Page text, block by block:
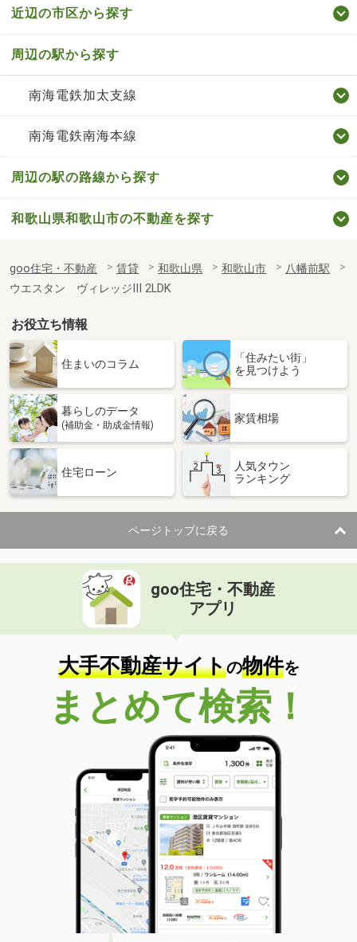
近辺の市区から探す
周辺の駅から探す
南海電鉄加太支線
南海電鉄南海本線
周辺の駅の路線から探す
和歌山県和歌山市の不動産を探す
goo住宅・不動産 賃貸 和歌山県 和歌山市
八幡前駅
ウエスタン ヴィレッジⅢ 2LDK
お役立ち情報
住まいのコラム
「住みたい街」
を見つけよう
暮らしのデータ
(補助金・助成金情報)
家賃相場
住宅ローン
人気タウン
ランキング
ページトップに戻る
goo住宅・不動産
アプリ
大手不動産サイトの物件を
まとめて検索！